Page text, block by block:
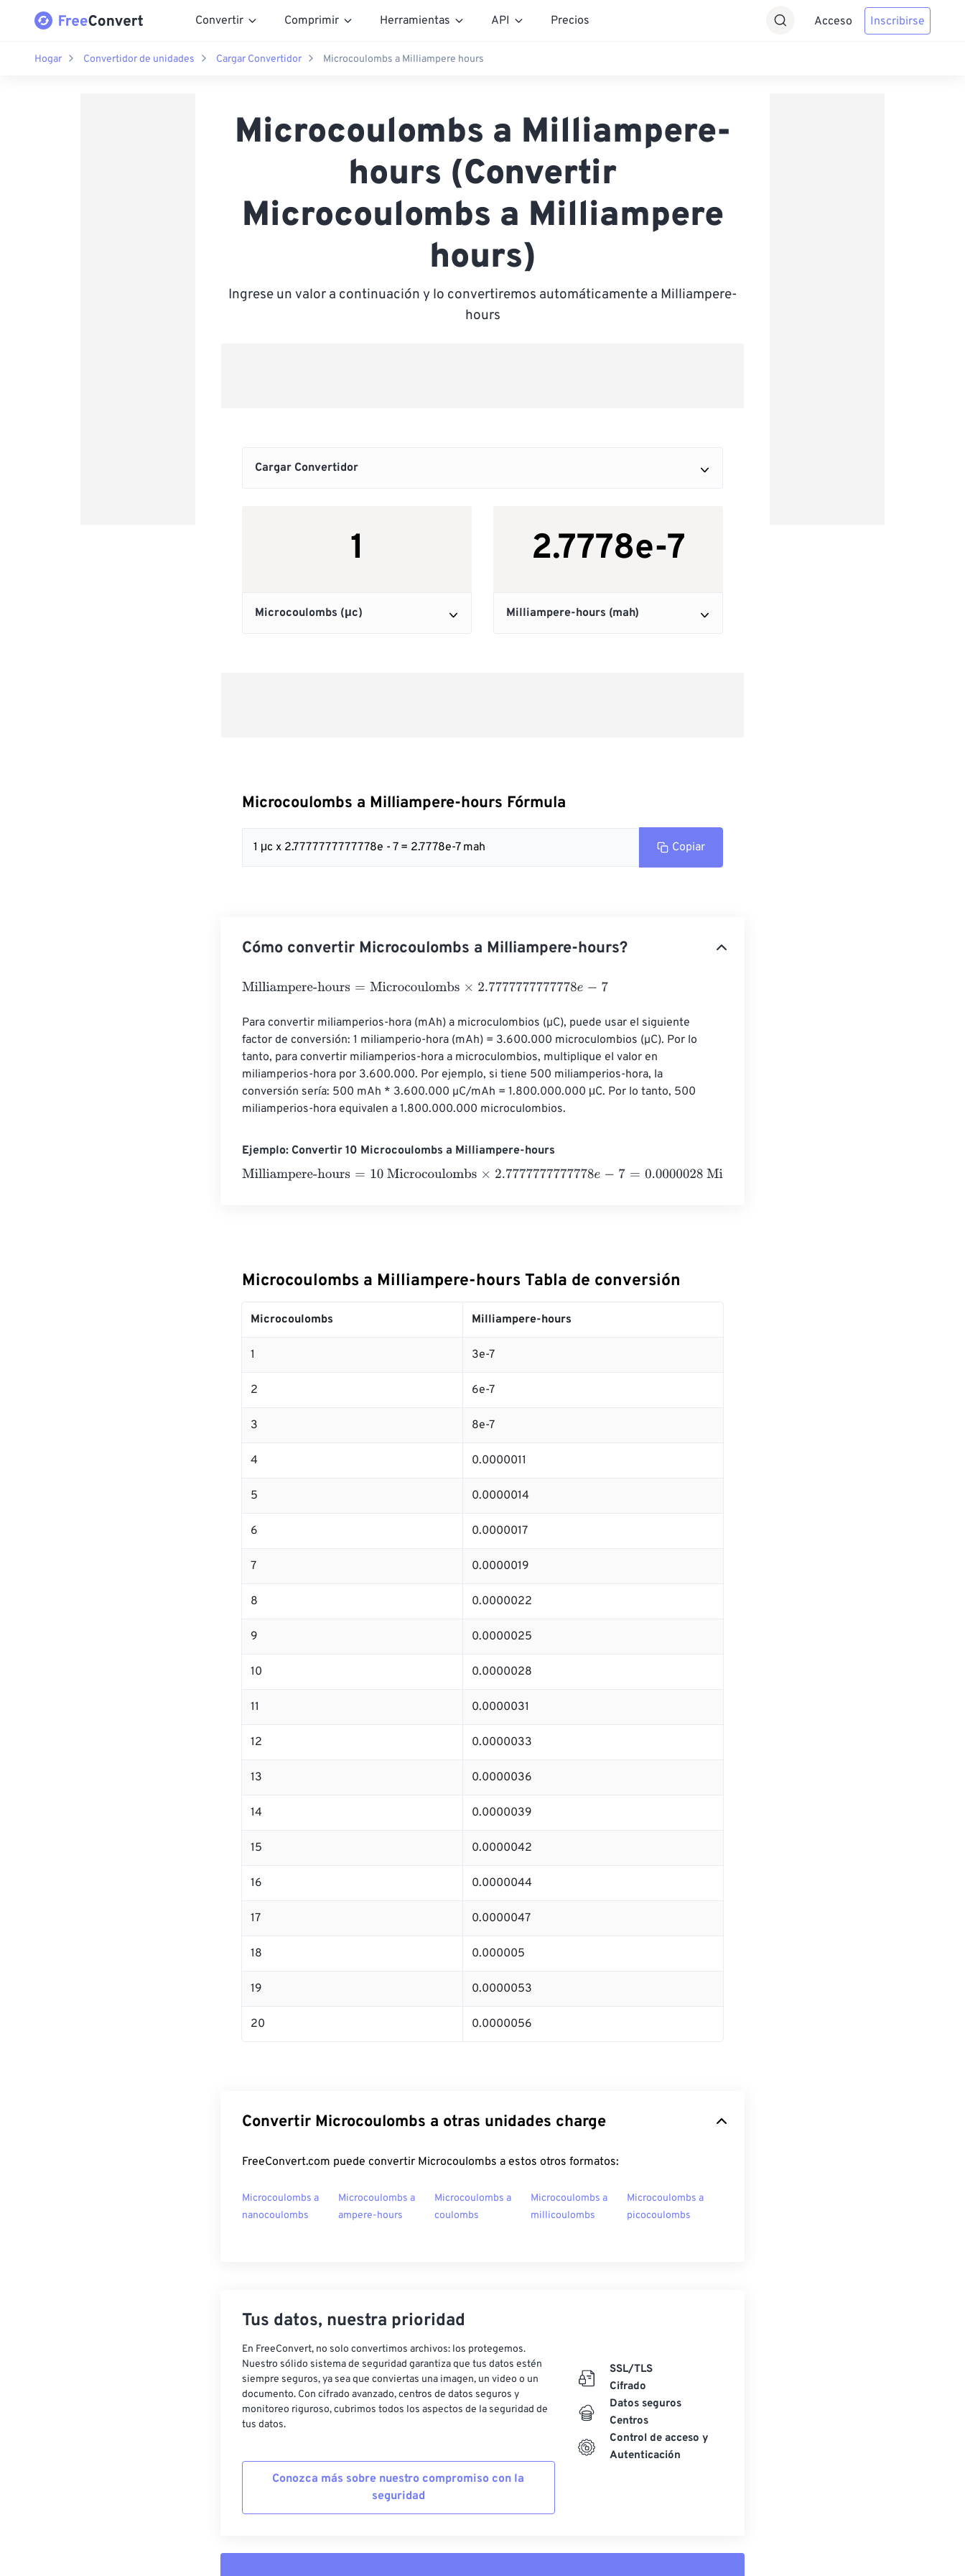
Convertir Comprimir Herramientas API Precios Acceso Inscribirse
Hogar Convertidor de unidades Cargar Convertidor Microcoulombs a Milliampere hours
Microcoulombs a Milliampere-
hours (Convertir
Microcoulombs a Milliampere
hours)
Ingrese un valor a continuación y lo convertiremos automáticamente a Milliampere-
hours
Microcoulombs a Milliampere-hours Fórmula
1 μc x 2.7777777777778e - 7 = 2.7778e-7 mah Copiar
Cómo convertir Microcoulombs a Milliampere-hours?
Milliampere-hours=Microcoulombs×2.7777777777778e-7
Para convertir miliamperios-hora (mAh) a microculombios (µC), puede usar el siguiente
factor de conversión: 1 miliamperio-hora (mAh) = 3.600.000 microculombios (µC). Por lo
tanto, para convertir miliamperios-hora a microculombios, multiplique el valor en
miliamperios-hora por 3.600.000. Por ejemplo, si tiene 500 miliamperios-hora, la
conversión sería: 500 mAh * 3.600.000 µC/mAh = 1.800.000.000 μC. Por lo tanto, 500
miliamperios-hora equivalen a 1.800.000.000 microculombios.
Ejemplo: Convertir 10 Microcoulombs a Milliampere-hours
Milliampere-hours=10 Microcoulombs×2.7777777777778e-7=0.0000028 Milliampere-hours
Microcoulombs a Milliampere-hours Tabla de conversión
Microcoulombs Milliampere-hours
1 3e-7
2 6e-7
3 8e-7
4 0.0000011
5 0.0000014
6 0.0000017
7 0.0000019
8 0.0000022
9 0.0000025
10 0.0000028
11 0.0000031
12 0.0000033
13 0.0000036
14 0.0000039
15 0.0000042
16 0.0000044
17 0.0000047
18 0.000005
19 0.0000053
20 0.0000056
Convertir Microcoulombs a otras unidades charge
FreeConvert.com puede convertir Microcoulombs a estos otros formatos:
Microcoulombs a
nanocoulombs
Microcoulombs a
ampere-hours
Microcoulombs a
coulombs
Microcoulombs a
millicoulombs
Microcoulombs a
picocoulombs
Tus datos, nuestra prioridad
En FreeConvert, no solo convertimos archivos: los protegemos.
Nuestro sólido sistema de seguridad garantiza que tus datos estén
siempre seguros, ya sea que conviertas una imagen, un video o un
documento. Con cifrado avanzado, centros de datos seguros y
monitoreo riguroso, cubrimos todos los aspectos de la seguridad de
tus datos.
Conozca más sobre nuestro compromiso con la
seguridad
SSL/TLS
Cifrado
Datos seguros
Centros
Control de acceso y
Autenticación